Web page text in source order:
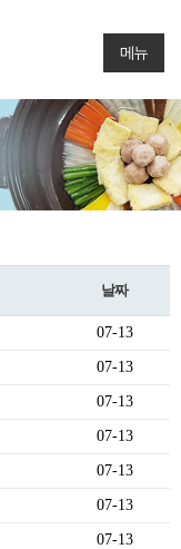
메뉴
날짜
07-13
07-13
07-13
07-13
07-13
07-13
07-13